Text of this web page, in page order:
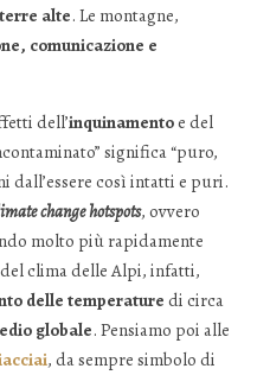
alte. Le montagne,
comunicazione e
dell’inquinamentoe del
significa “puro,
dall’essere così intatti e puri.
change hotspots, ovvero
molto più rapidamente
clima delle Alpi, infatti,
delle temperature di circa
globale. Pensiamo poi alle
, da sempre simbolo di